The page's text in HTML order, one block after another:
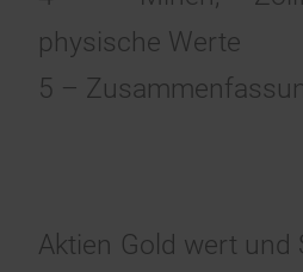
physische Werte
5 –
Aktien Gold wert und